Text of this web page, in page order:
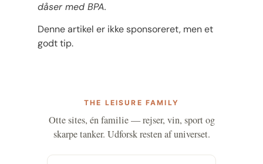
dåser med BPA.
Denne artikel er ikke sponsoreret, men et
godt tip.
THE LEISURE FAMILY
Otte sites, én familie — rejser, vin, sport og
skarpe tanker. Udforsk resten af universet.